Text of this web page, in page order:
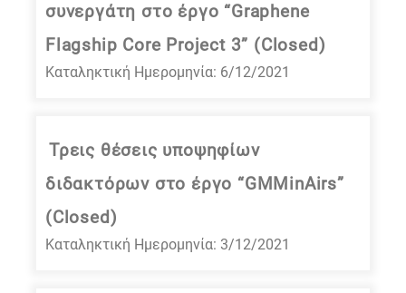
συνεργάτη στο έργο “Graphene
Flagship Core Project 3” (Closed)
Καταληκτική Ημερομηνία: 6/12/2021
Τρεις θέσεις υποψηφίων
διδακτόρων στο έργο “GMMinAirs”
(Closed)
Καταληκτική Ημερομηνία: 3/12/2021